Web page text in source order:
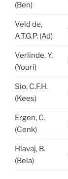
(Ben)
Veld de,
A.T.G.P. (Ad)
Verlinde, Y.
(Youri)
Sio, C.F.H.
(Kees)
Ergen, C.
(Cenk)
Hlavaj, B.
(Bela)